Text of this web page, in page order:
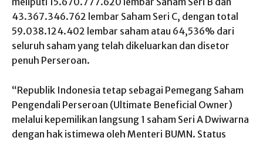
43.367.346.762 lembar Saham Seri C, dengan total
59.038.124.402 lembar saham atau 64,536% dari
seluruh saham yang telah dikeluarkan dan disetor
penuh Perseroan.
“Republik Indonesia tetap sebagai Pemegang Saham
Pengendali Perseroan (Ultimate Beneficial Owner)
melalui kepemilikan langsung 1 saham Seri A Dwiwarna
dengan hak istimewa oleh Menteri BUMN. Status